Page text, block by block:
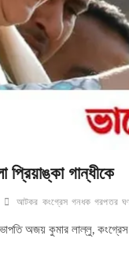
গান্ধীকে
আটকর কংগ্রেস গনধক গরপতর
অজয় কুমার লাল্লু, কংগ্রেস